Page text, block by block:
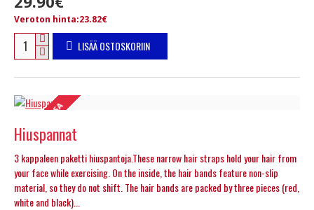
Veroton hinta:23.82€
LISÄÄ OSTOSKORIIN
VARASTOSSA
Hiuspannat
3 kappaleen paketti hiuspantoja.These narrow hair straps hold your hair from
your face while exercising. On the inside, the hair bands feature non-slip
material, so they do not shift. The hair bands are packed by three pieces (red,
white and black)...